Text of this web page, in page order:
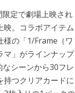
定で劇場上映され
映。コラボアイテム
様の「1/Frame（ワ
マ」がラインナップ
シーンから30フレ
持つクリアカードに